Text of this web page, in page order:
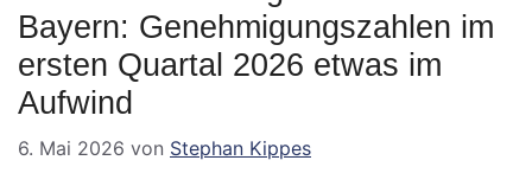
Bayern: Genehmigungszahlen im
ersten Quartal 2026 etwas im
Aufwind
6. Mai 2026 von Stephan Kippes